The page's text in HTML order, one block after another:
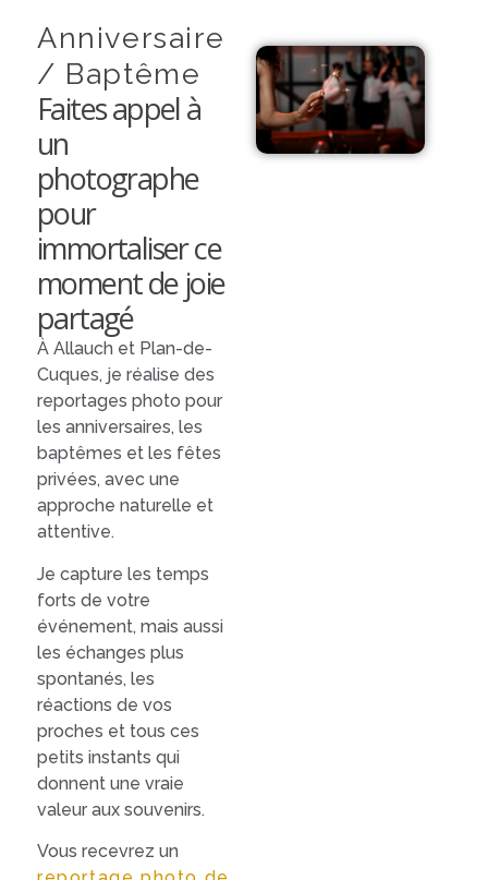
Anniversaire
/ Baptême
Faites appel à
un
photographe
pour
immortaliser ce
moment de joie
partagé
À Allauch et Plan-de-
Cuques, je réalise des
reportages photo pour
les anniversaires, les
baptêmes et les fêtes
privées, avec une
approche naturelle et
attentive.
Je capture les temps
forts de votre
événement, mais aussi
les échanges plus
spontanés, les
réactions de vos
proches et tous ces
petits instants qui
donnent une vraie
valeur aux souvenirs.
Vous recevrez un